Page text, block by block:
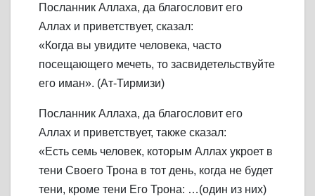
Посланник Аллаха, да благословит его
Аллах и приветствует, сказал:
«Когда вы увидите человека, часто
посещающего мечеть, то засвидетельствуйте
его иман». (Ат-Тирмизи)
Посланник Аллаха, да благословит его
Аллах и приветствует, также сказал:
«Есть семь человек, которым Аллах укроет в
тени Своего Трона в тот день, когда не будет
тени, кроме тени Его Трона: …(один из них)